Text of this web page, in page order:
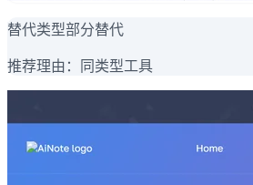
替代类型部分替代
推荐理由： 同类型工具